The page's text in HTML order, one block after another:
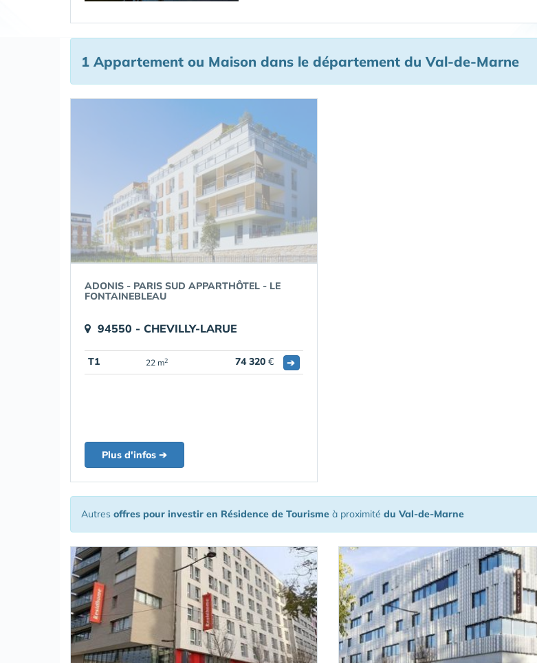
1 Appartement ou Maison dans le département du Val-de-Marne
ADONIS - PARIS SUD APPARTHÔTEL - LE
FONTAINEBLEAU
94550 - CHEVILLY-LARUE
T1 22 m2 74 320 € ➔
Plus d'infos ➔
Autres offres pour investir en Résidence de Tourisme à proximité du Val-de-Marne